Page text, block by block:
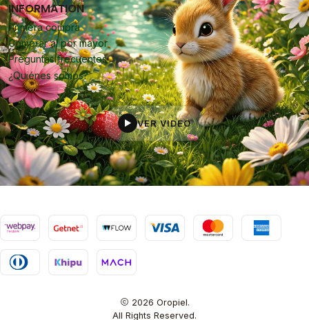
INFORMATION
Primera compra
Comprar al por mayor
Preguntas frecuentes
¿Quiénes somos?
▶ VER VIDEO
2026 Oropiel.
All Rights Reserved.